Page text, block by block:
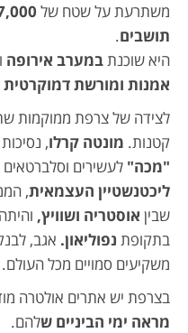
משתרעת על שטח של
תושבים.
היא שוכנתבמערב אירופה
אמנות ומורשת דמוקרטית
לצידה של צרפת ממוקמות
קטנות. מונטה קרלו,
"מכה" לעשירים
ליכטנשטיין העצמאית,
שבין אוסטריה ושוויץ,
בתקופת נפוליאון. אגב,
משקיעים סמויים מכל העולם.
בצרפת יש אתרים אולטרה
מראה ימי הביניים שלהם.